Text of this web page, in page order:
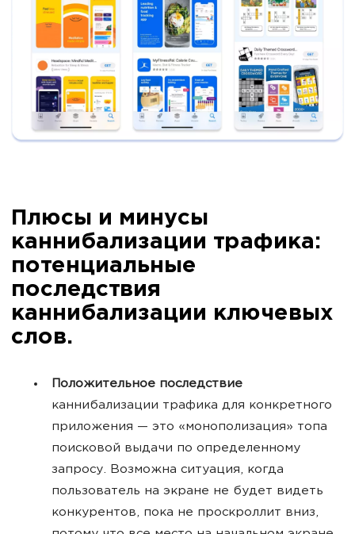
Плюсы и минусы
каннибализации трафика:
потенциальные
последствия
каннибализации ключевых
слов.
Положительное последствие
каннибализации трафика для конкретного
приложения — это «монополизация» топа
поисковой выдачи по определенному
запросу. Возможна ситуация, когда
пользователь на экране не будет видеть
конкурентов, пока не проскроллит вниз,